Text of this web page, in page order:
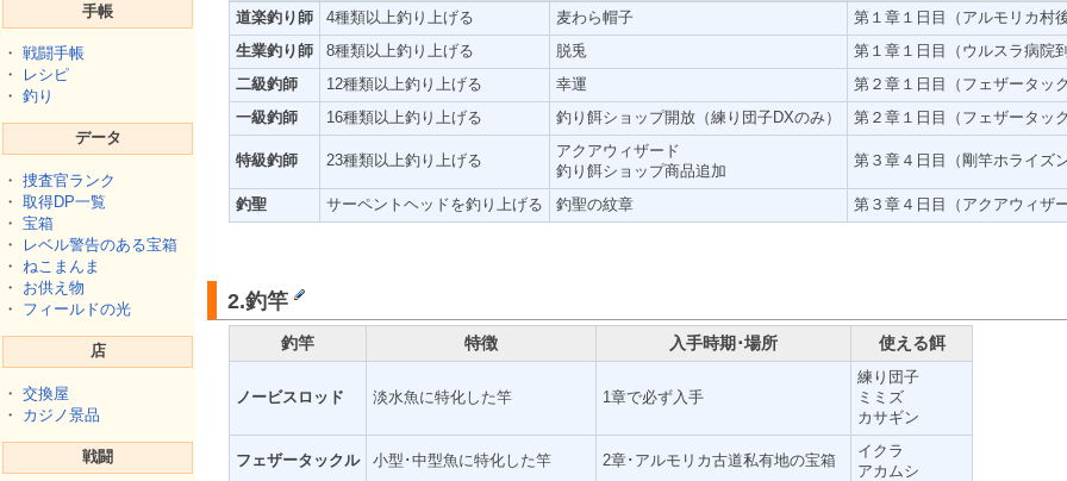
手帳
・ 戦闘手帳
・
レシピ
・ 釣り
データ
・ 捜査官ランク
・ 取得DP一覧
・ 宝箱
・
レベル警告のある宝箱
・ ねこまんま
・ お供え物
・ フィールドの光
店
・ 交換屋
・ カジノ景品
戦闘
道楽釣り師
4種類以上釣り上げる 麦わら帽子
第１章１日目（アルモリカ村
生業釣り師
8種類以上釣り上げる 脱兎
第１章１日目（ウルスラ病院
二級釣師
12種類以上釣り上げる 幸運
第２章１日目（フェザータッ
一級釣師
16種類以上釣り上げる 釣り餌ショップ開放（練り団子DXのみ） 第２章１日目（フェザータッ
特級釣師 23種類以上釣り上げる
アクアウィザード
釣り餌ショップ商品追加
第３章４日目（剛竿ホライズ
釣聖 サーペントヘッドを釣り上げる 釣聖の紋章 第３章４日目（アクアウィザ
2.釣竿
釣竿 特徴 入手時期･場所 使える餌
ノービスロッド 淡水魚に特化した竿 1章で必ず入手
練り団子
ミミズ
カサギン
フェザータックル 小型･中型魚に特化した竿 2章･アルモリカ古道私有地の宝箱
イクラ
アカムシ